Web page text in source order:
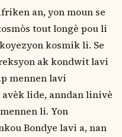
an, yon moun se
tout longѐ pou li
kosmik li. Se
ak kondwit lavi
mennen lavi
lide, anndan linivѐ
li. Yon
Bondye lavi a, nan